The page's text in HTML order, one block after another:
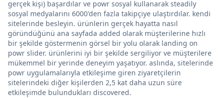
gerçek kişi) başardılar ve powr sosyal kullanarak steadily
sosyal medyalarını 6000'den fazla takipçiye ulaştırdılar. kendi
sitelerinde besleyin. ürünlerin gerçek hayatta nasıl
göründüğünü ana sayfada added olarak müşterilerine hızlı
bir şekilde göstermenin görsel bir yolu olarak landing on
powr slider. ürünlerini iyi bir şekilde sergiliyor ve müşterilere
mükemmel bir yerinde deneyim yaşatıyor. aslında, sitelerinde
powr uygulamalarıyla etkileşime giren ziyaretçilerin
sitelerindeki diğer kişilerden 2,5 kat daha uzun süre
etkileşimde bulundukları discovered.